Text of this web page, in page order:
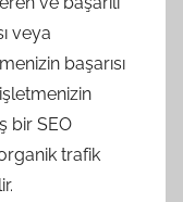
veya
başarısı
bir SEO
trafik